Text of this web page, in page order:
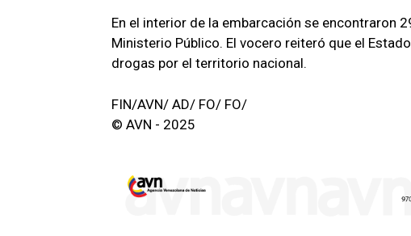
En el interior de la embarcación se encontraron
Ministerio Público. El vocero reiteró que el
drogas por el territorio nacional.
FIN/AVN/ AD/ FO/ FO/
© AVN - 2025